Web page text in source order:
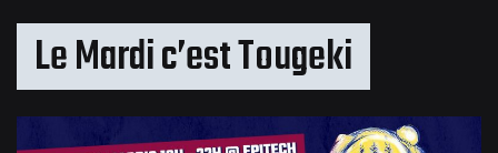
Le Mardi c’est Tougeki